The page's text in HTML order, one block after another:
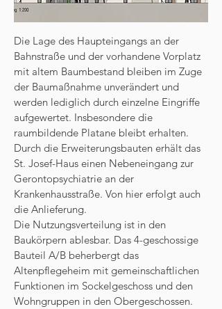
Die Lage des Haupteingangs an der
Bahnstraße und der vorhandene Vorplatz
mit altem Baumbestand bleiben im Zuge
der Baumaßnahme unverändert und
werden lediglich durch einzelne Eingriffe
aufgewertet. Insbesondere die
raumbildende Platane bleibt erhalten.
Durch die Erweiterungsbauten erhält das
St. Josef-Haus einen Nebeneingang zur
Gerontopsychiatrie an der
Krankenhausstraße. Von hier erfolgt auch
die Anlieferung.
Die Nutzungsverteilung ist in den
Baukörpern ablesbar. Das 4-geschossige
Bauteil A/B beherbergt das
Altenpflegeheim mit gemeinschaftlichen
Funktionen im Sockelgeschoss und den
Wohngruppen in den Obergeschossen.